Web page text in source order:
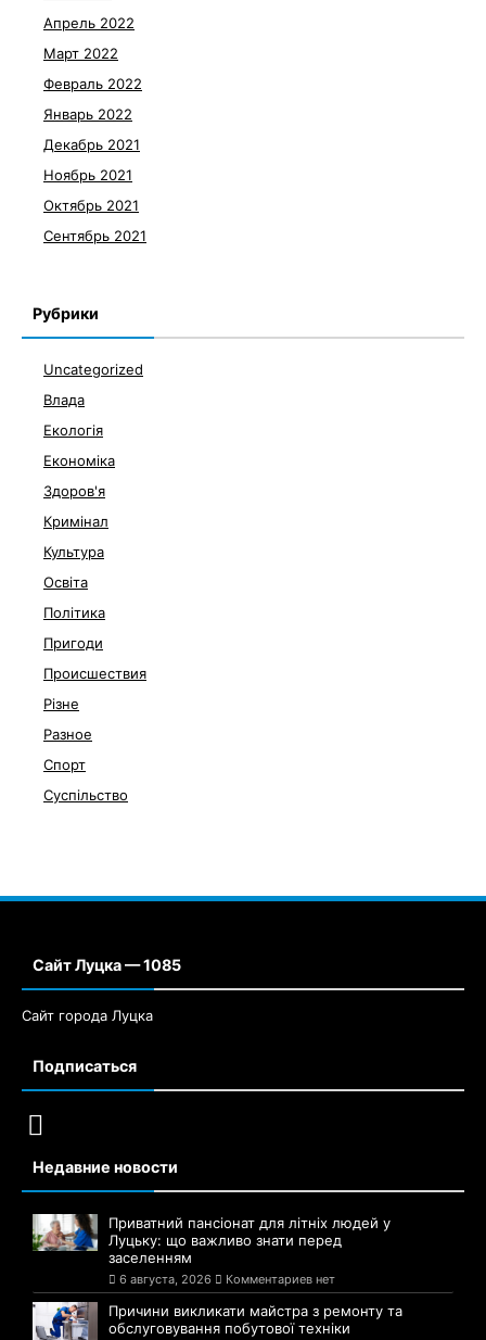
Апрель 2022
Март 2022
Февраль 2022
Январь 2022
Декабрь 2021
Ноябрь 2021
Октябрь 2021
Сентябрь 2021
Рубрики
Uncategorized
Влада
Екологія
Економіка
Здоров'я
Кримінал
Культура
Освіта
Політика
Пригоди
Происшествия
Різне
Разное
Спорт
Суспільство
Сайт Луцка — 1085
Сайт города Луцка
Подписаться
Недавние новости
Приватний пансіонат для літніх людей у
Луцьку: що важливо знати перед
заселенням
6 августа, 2026 Комментариев нет
Причини викликати майстра з ремонту та
обслуговування побутової техніки